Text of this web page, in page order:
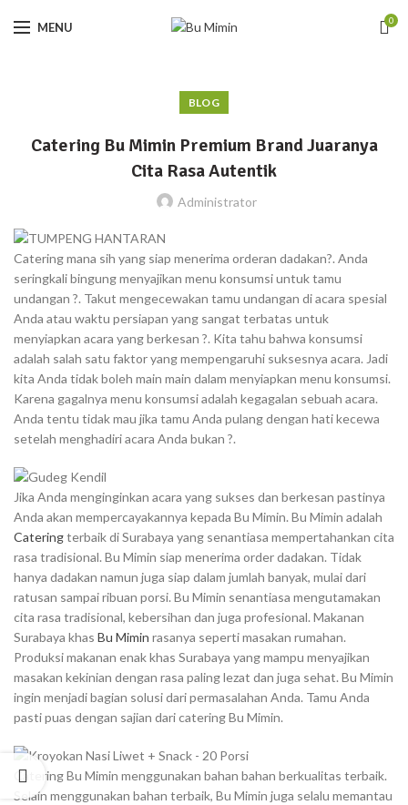
MENU 0
BLOG
Catering Bu Mimin Premium Brand Juaranya
Cita Rasa Autentik
Administrator
Catering mana sih yang siap menerima orderan dadakan?. Anda
seringkali bingung menyajikan menu konsumsi untuk tamu
undangan ?. Takut mengecewakan tamu undangan di acara spesial
Anda atau waktu persiapan yang sangat terbatas untuk
menyiapkan acara yang berkesan ?. Kita tahu bahwa konsumsi
adalah salah satu faktor yang mempengaruhi suksesnya acara. Jadi
kita Anda tidak boleh main main dalam menyiapkan menu konsumsi.
Karena gagalnya menu konsumsi adalah kegagalan sebuah acara.
Anda tentu tidak mau jika tamu Anda pulang dengan hati kecewa
setelah menghadiri acara Anda bukan ?.
Jika Anda menginginkan acara yang sukses dan berkesan pastinya
Anda akan mempercayakannya kepada Bu Mimin. Bu Mimin adalah
Cateringterbaik di Surabaya yang senantiasa mempertahankan cita
rasa tradisional. Bu Mimin siap menerima order dadakan. Tidak
hanya dadakan namun juga siap dalam jumlah banyak, mulai dari
ratusan sampai ribuan porsi. Bu Mimin senantiasa mengutamakan
cita rasa tradisional, kebersihan dan juga profesional. Makanan
Surabaya khas Bu Mimin rasanya seperti masakan rumahan.
Produksi makanan enak khas Surabaya yang mampu menyajikan
masakan kekinian dengan rasa paling lezat dan juga sehat. Bu Mimin
ingin menjadi bagian solusi dari permasalahan Anda. Tamu Anda
pasti puas dengan sajian dari catering Bu Mimin.
Catering Bu Mimin menggunakan bahan bahan berkualitas terbaik.
Selain menggunakan bahan terbaik, Bu Mimin juga selalu memantau